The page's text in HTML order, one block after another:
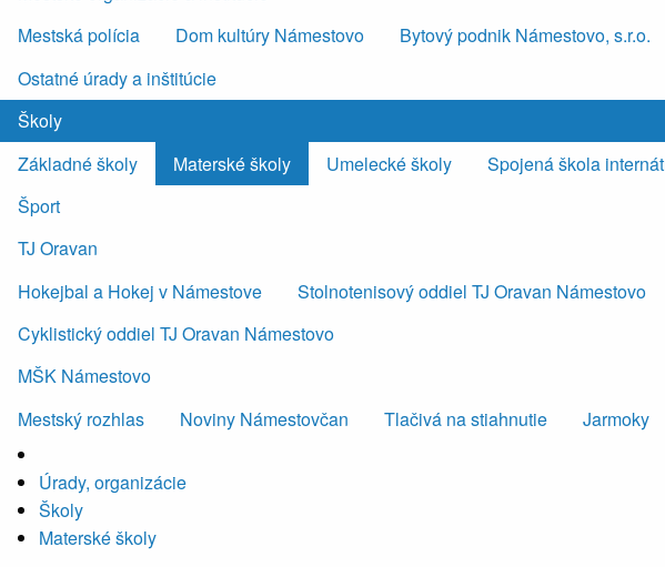
Mestská polícia
Dom kultúry Námestovo Bytový podnik Námestovo, s.r.o.
Ostatné úrady a inštitúcie
Školy
Základné školy
Materské školy Umelecké školy Spojená škola
Šport
TJ Oravan
Hokejbal a Hokej v Námestove
Stolnotenisový oddiel TJ Oravan Námestovo
Cyklistický oddiel TJ Oravan Námestovo
MŠK Námestovo
Mestský rozhlas
Noviny Námestovčan Tlačivá na stiahnutie Jarmoky
Úrady, organizácie
Školy
Materské školy